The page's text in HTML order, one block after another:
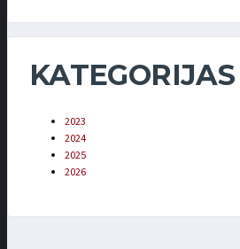
KATEGORIJAS
2023
2024
2025
2026